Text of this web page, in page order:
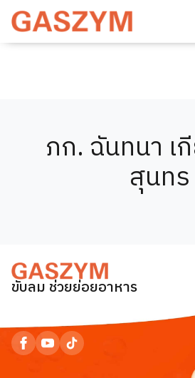
ภก. ฉันทนา เ
สุนทร
ขับลม ช่วยย่อยอาหาร